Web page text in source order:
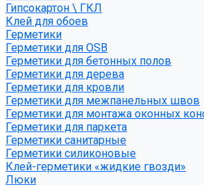
Гипсокартон \ ГКЛ
Клей для обоев
Герметики
Герметики для OSB
Герметики для бетонных полов
Герметики для дерева
Герметики для кровли
Герметики для межпанельных швов
Герметики для монтажа оконных
Герметики для паркета
Герметики санитарные
Герметики силиконовые
Клей-герметики «жидкие гвозди»
Люки